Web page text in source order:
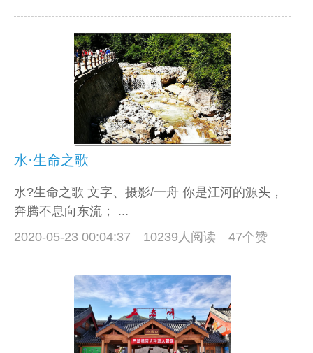
水·生命之歌
水?生命之歌 文字、摄影/一舟 你是江河的源头，
奔腾不息向东流； ...
2020-05-23 00:04:37
10239人阅读 47个赞